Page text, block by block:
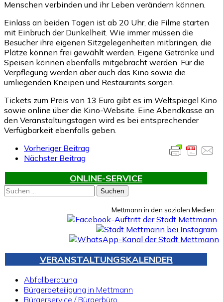
Menschen verbinden und ihr Leben verändern können.
Einlass an beiden Tagen ist ab 20 Uhr, die Filme starten
mit Einbruch der Dunkelheit. Wie immer müssen die
Besucher ihre eigenen Sitzgelegenheiten mitbringen, die
Plätze können frei gewählt werden. Eigene Getränke und
Speisen können ebenfalls mitgebracht werden. Für die
Verpflegung werden aber auch das Kino sowie die
umliegenden Kneipen und Restaurants sorgen.
Tickets zum Preis von 13 Euro gibt es im Weltspiegel Kino
sowie online über die Kino-Website. Eine Abendkasse an
den Veranstaltungstagen wird es bei entsprechender
Verfügbarkeit ebenfalls geben.
Vorheriger Beitrag
Nächster Beitrag
ONLINE-SERVICE
Suchen
nach:
Mettmann in den sozialen Medien:
VERANSTALTUNGSKALENDER
Abfallberatung
Bürgerbeteiligung in Mettmann
Bürgerservice / Bürgerbüro